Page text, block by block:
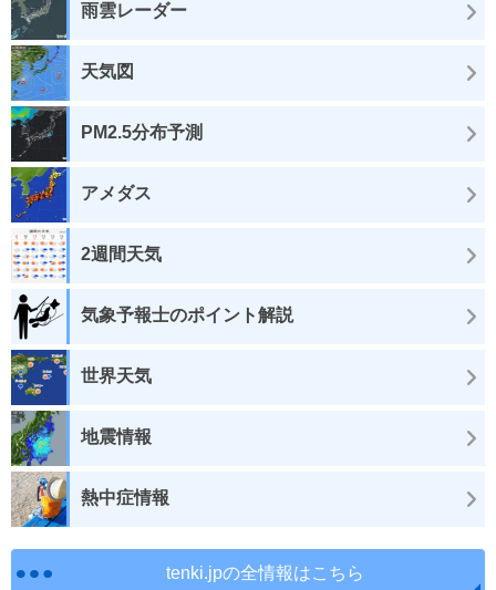
雨雲レーダー
天気図
PM2.5分布予測
アメダス
2週間天気
気象予報士のポイント解説
世界天気
地震情報
熱中症情報
tenki.jpの全情報はこちら